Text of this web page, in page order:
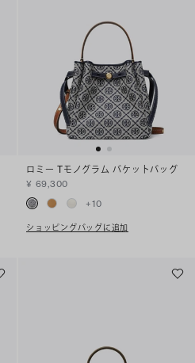
ロミー Tモノグラム バケットバッグ
¥ 69,300
+10
ショッピングバッグに追加